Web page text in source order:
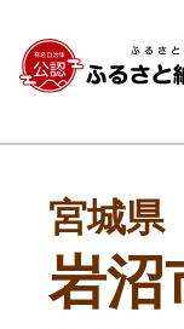
宮城県
岩沼